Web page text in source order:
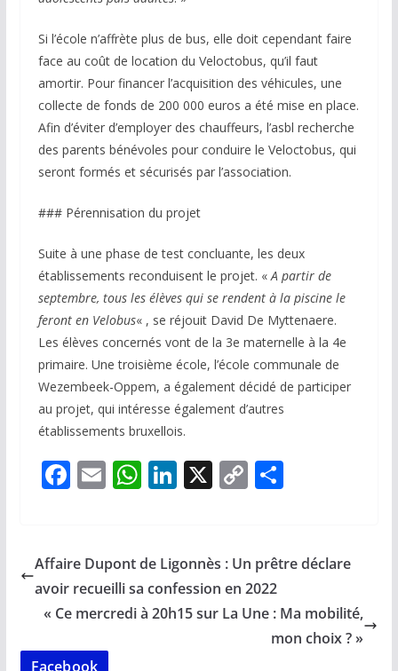
Si l’école n’affrète plus de bus, elle doit cependant faire
face au coût de location du Veloctobus, qu’il faut
amortir. Pour financer l’acquisition des véhicules, une
collecte de fonds de 200 000 euros a été mise en place.
Afin d’éviter d’employer des chauffeurs, l’asbl recherche
des parents bénévoles pour conduire le Veloctobus, qui
seront formés et sécurisés par l’association.
### Pérennisation du projet
Suite à une phase de test concluante, les deux
établissements reconduisent le projet. «A partir de
septembre, tous les élèves qui se rendent à la piscine le
feront en Velobus« , se réjouit David De Myttenaere.
Les élèves concernés vont de la 3e maternelle à la 4e
primaire. Une troisième école, l’école communale de
Wezembeek-Oppem, a également décidé de participer
au projet, qui intéresse également d’autres
établissements bruxellois.
F
b
o
o
k
E
l
W
s
A
p
Li
e
dI
n
X C
y
Li
n
P
g
Affaire Dupont de Ligonnès : Un prêtre déclare
avoir recueilli sa confession en 2022
« Ce mercredi à 20h15 sur La Une : Ma mobilité,
mon choix ? »
Facebook